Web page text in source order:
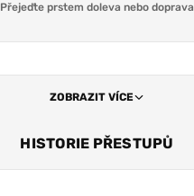
Přejeďte prstem doleva nebo doprava
ZOBRAZIT VÍCE
HISTORIE PŘESTUPŮ